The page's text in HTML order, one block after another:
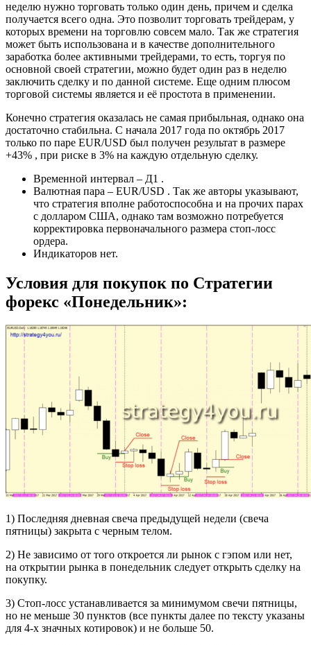
неделю нужно торговать только один день, причем и сделка
получается всего одна. Это позволит торговать трейдерам, у
которых времени на торговлю совсем мало. Так же стратегия
может быть использована и в качестве дополнительного
заработка более активными трейдерами, то есть, торгуя по
основной своей стратегии, можно будет один раз в неделю
заключить сделку и по данной системе. Еще одним плюсом
торговой системы является и её простота в применении.
Конечно стратегия оказалась не самая прибыльная, однако она
достаточно стабильна. С начала 2017 года по октябрь 2017
только по паре EUR/USD был получен результат в размере
+43% , при риске в 3% на каждую отдельную сделку.
Временной интервал – Д1 .
Валютная пара – EUR/USD . Так же авторы указывают,
что стратегия вполне работоспособна и на прочих парах
с долларом США, однако там возможно потребуется
корректировка первоначального размера стоп-лосс
ордера.
Индикаторов нет.
Условия для покупок по Стратегии
форекс «Понедельник»:
1) Последняя дневная свеча предыдущей недели (свеча
пятницы) закрыта с черным телом.
2) Не зависимо от того откроется ли рынок с гэпом или нет,
на открытии рынка в понедельник следует открыть сделку на
покупку.
3) Стоп-лосс устанавливается за минимумом свечи пятницы,
но не меньше 30 пунктов (все пункты далее по тексту указаны
для 4-х значных котировок) и не больше 50.